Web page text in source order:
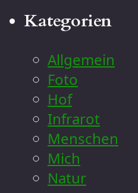
Kategorien
Allgemein
Foto
Hof
Infrarot
Menschen
Mich
Natur